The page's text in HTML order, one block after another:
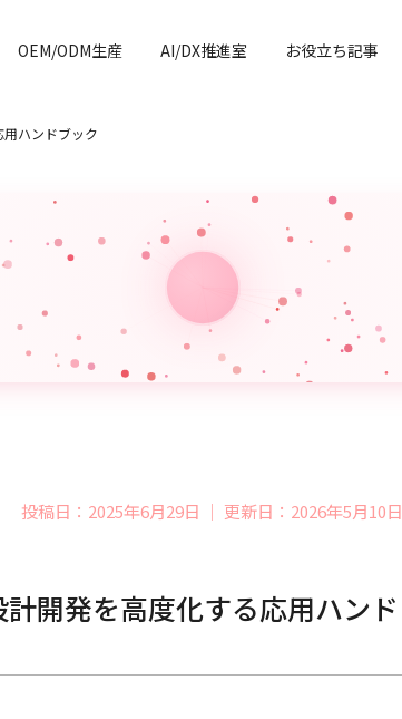
OEM/ODM生産 AI/DX推進室 お役立ち記事
ハンドブック
投稿日：2025年6月29日 ｜ 更新日：2026年5月10日
開発を高度化する応用ハンド